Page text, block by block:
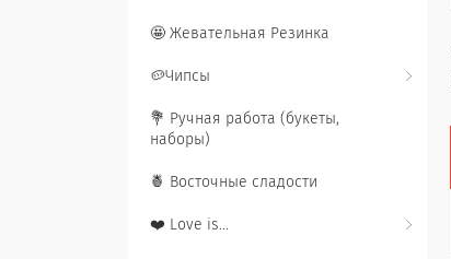
🤩 Жевательная Резинка
🥔Чипсы
💐 Ручная работа (букеты,
наборы)
🍍 Восточные сладости
❤️ Love is...